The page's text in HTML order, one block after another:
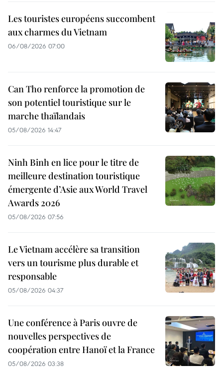
Les touristes européens succombent
aux charmes du Vietnam
06/08/2026 07:00
Can Tho renforce la promotion de
son potentiel touristique sur le
marche thaïlandais
05/08/2026 14:47
Ninh Binh en lice pour le titre de
meilleure destination touristique
émergente d’Asie aux World Travel
Awards 2026
05/08/2026 07:56
Le Vietnam accélère sa transition
vers un tourisme plus durable et
responsable
05/08/2026 04:37
Une conférence à Paris ouvre de
nouvelles perspectives de
coopération entre Hanoï et la France
05/08/2026 03:38